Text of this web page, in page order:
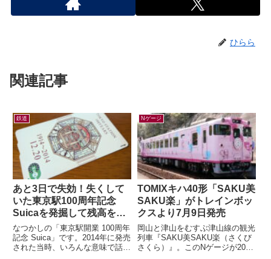
ひらら
関連記事
鉄道
あと3日で失効！失くして
いた東京駅100周年記念
Suicaを発掘して残高を確
認したら…
なつかしの「東京駅開業 100周年
記念 Suica」です。2014年に発売
された当時、いろんな意味で話題
Nゲージ
TOMIXキハ40形「SAKU美
SAKU楽」がトレインボッ
クスより7月9日発売
岡山と津山をむすぶ津山線の観光
列車『SAKU美SAKU楽（さくび
さくら）』。このNゲージが2026